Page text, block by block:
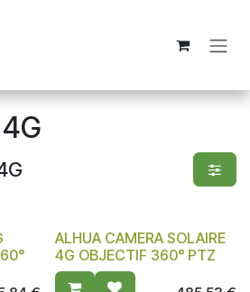
ALHUA CAMERA SOLAIRE
4G OBJECTIF 360° PTZ